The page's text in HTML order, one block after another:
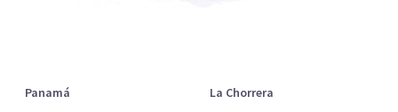
Panamá
La Chorrera